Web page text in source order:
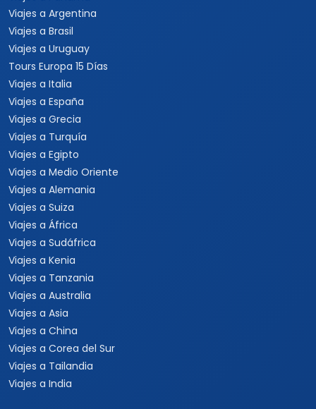
Viajes a Argentina
Viajes a Brasil
Viajes a Uruguay
Tours Europa 15 Días
Viajes a Italia
Viajes a España
Viajes a Grecia
Viajes a Turquía
Viajes a Egipto
Viajes a Medio Oriente
Viajes a Alemania
Viajes a Suiza
Viajes a África
Viajes a Sudáfrica
Viajes a Kenia
Viajes a Tanzania
Viajes a Australia
Viajes a Asia
Viajes a China
Viajes a Corea del Sur
Viajes a Tailandia
Viajes a India